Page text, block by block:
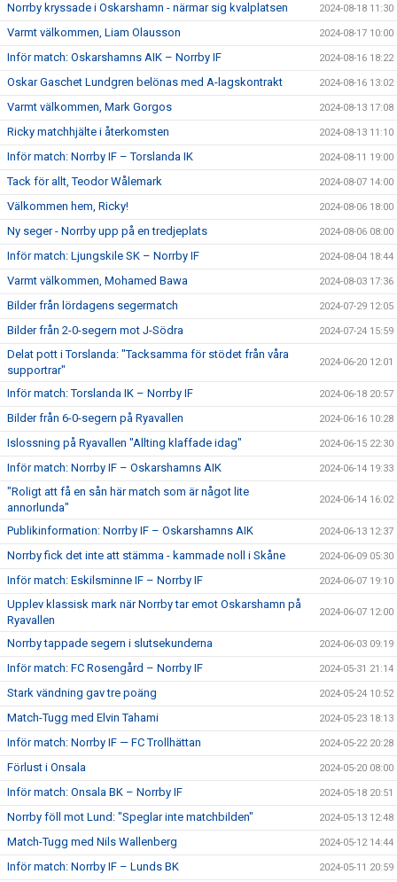
Norrby kryssade i Oskarshamn - närmar sig kvalplatsen 2024-08-18 11:30
Varmt välkommen, Liam Olausson 2024-08-17 10:00
Inför match: Oskarshamns AIK – Norrby IF 2024-08-16 18:22
Oskar Gaschet Lundgren belönas med A-lagskontrakt 2024-08-16 13:02
Varmt välkommen, Mark Gorgos 2024-08-13 17:08
Ricky matchhjälte i återkomsten 2024-08-13 11:10
Inför match: Norrby IF – Torslanda IK 2024-08-11 19:00
Tack för allt, Teodor Wålemark 2024-08-07 14:00
Välkommen hem, Ricky! 2024-08-06 18:00
Ny seger - Norrby upp på en tredjeplats 2024-08-06 08:00
Inför match: Ljungskile SK – Norrby IF 2024-08-04 18:44
Varmt välkommen, Mohamed Bawa 2024-08-03 17:36
Bilder från lördagens segermatch 2024-07-29 12:05
Bilder från 2-0-segern mot J-Södra 2024-07-24 15:59
Delat pott i Torslanda: "Tacksamma för stödet från våra
supportrar"
2024-06-20 12:01
Inför match: Torslanda IK – Norrby IF 2024-06-18 20:57
Bilder från 6-0-segern på Ryavallen 2024-06-16 10:28
Islossning på Ryavallen "Allting klaffade idag" 2024-06-15 22:30
Inför match: Norrby IF – Oskarshamns AIK 2024-06-14 19:33
"Roligt att få en sån här match som är något lite
annorlunda"
2024-06-14 16:02
Publikinformation: Norrby IF – Oskarshamns AIK 2024-06-13 12:37
Norrby fick det inte att stämma - kammade noll i Skåne 2024-06-09 05:30
Inför match: Eskilsminne IF – Norrby IF 2024-06-07 19:10
Upplev klassisk mark när Norrby tar emot Oskarshamn på
Ryavallen
2024-06-07 12:00
Norrby tappade segern i slutsekunderna 2024-06-03 09:19
Inför match: FC Rosengård – Norrby IF 2024-05-31 21:14
Stark vändning gav tre poäng 2024-05-24 10:52
Match-Tugg med Elvin Tahami 2024-05-23 18:13
Inför match: Norrby IF — FC Trollhättan 2024-05-22 20:28
Förlust i Onsala 2024-05-20 08:00
Inför match: Onsala BK – Norrby IF 2024-05-18 20:51
Norrby föll mot Lund: "Speglar inte matchbilden" 2024-05-13 12:48
Match-Tugg med Nils Wallenberg 2024-05-12 14:44
Inför match: Norrby IF – Lunds BK 2024-05-11 20:59